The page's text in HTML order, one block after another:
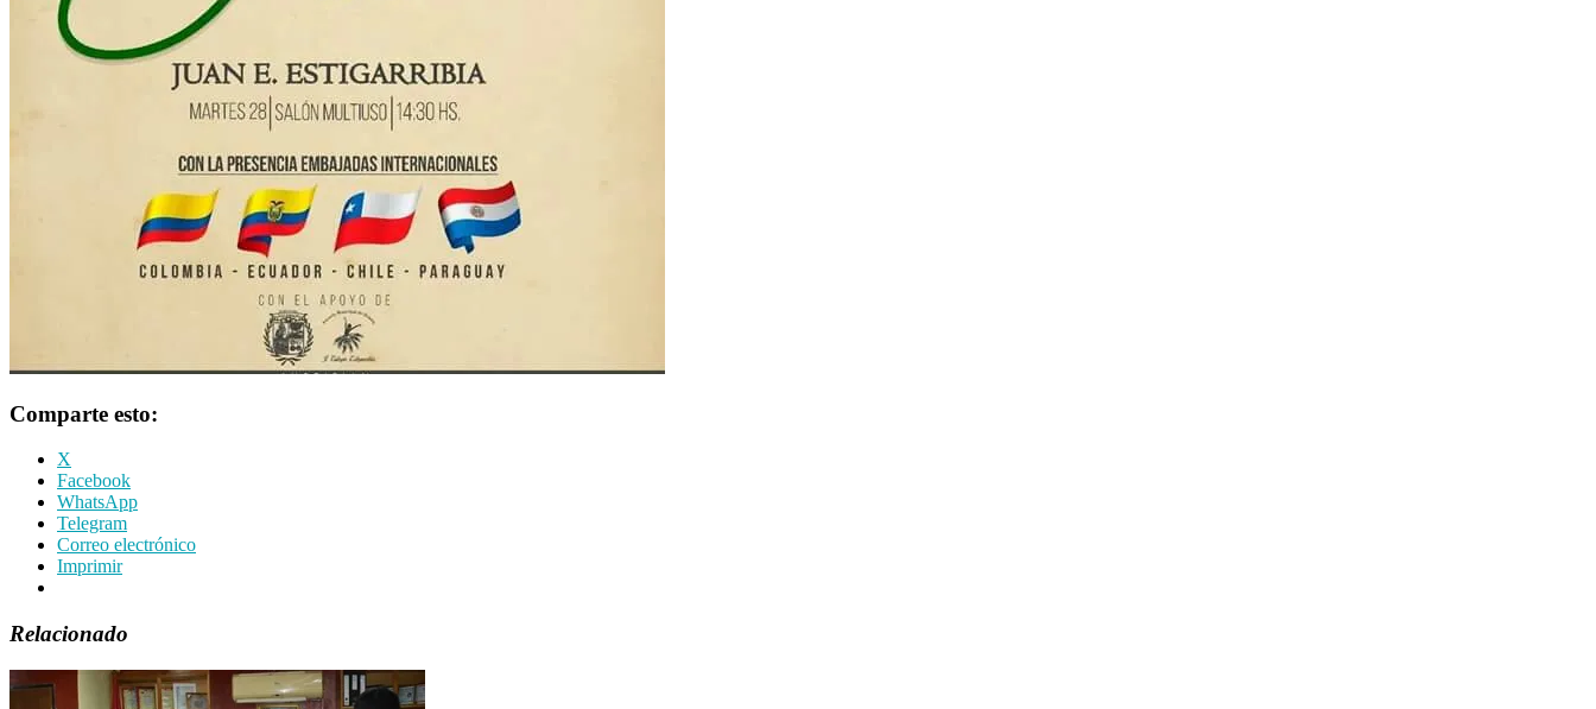
Comparte esto:
X
Facebook
WhatsApp
Telegram
Correo electrónico
Imprimir
Relacionado